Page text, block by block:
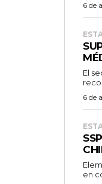
6 de
El
6 de
en